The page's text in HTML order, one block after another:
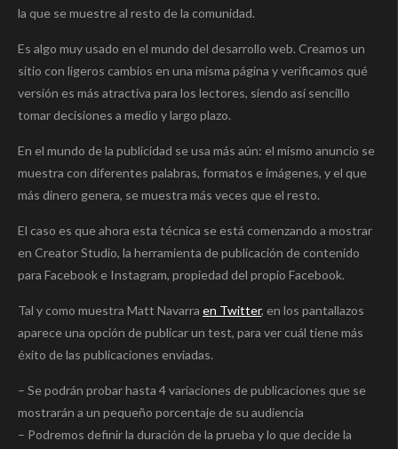
la que se muestre al resto de la comunidad.
Es algo muy usado en el mundo del desarrollo web. Creamos un
sitio con ligeros cambios en una misma página y verificamos qué
versión es más atractiva para los lectores, siendo así sencillo
tomar decisiones a medio y largo plazo.
En el mundo de la publicidad se usa más aún: el mismo anuncio se
muestra con diferentes palabras, formatos e imágenes, y el que
más dinero genera, se muestra más veces que el resto.
El caso es que ahora esta técnica se está comenzando a mostrar
en Creator Studio, la herramienta de publicación de contenido
para Facebook e Instagram, propiedad del propio Facebook.
Tal y como muestra Matt Navarra en Twitter, en los pantallazos
aparece una opción de publicar un test, para ver cuál tiene más
éxito de las publicaciones enviadas.
– Se podrán probar hasta 4 variaciones de publicaciones que se
mostrarán a un pequeño porcentaje de su audiencia
– Podremos definir la duración de la prueba y lo que decide la